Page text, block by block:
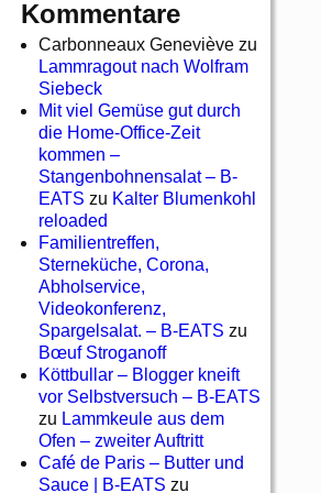
Kommentare
Carbonneaux Geneviève zu
Lammragout nach Wolfram
Siebeck
Mit viel Gemüse gut durch
die Home-Office-Zeit
kommen –
Stangenbohnensalat – B-
EATS zu Kalter Blumenkohl
reloaded
Familientreffen,
Sterneküche, Corona,
Abholservice,
Videokonferenz,
Spargelsalat. – B-EATS zu
Bœuf Stroganoff
Köttbullar – Blogger kneift
vor Selbstversuch – B-EATS
zu Lammkeule aus dem
Ofen – zweiter Auftritt
Café de Paris – Butter und
Sauce | B-EATS zu